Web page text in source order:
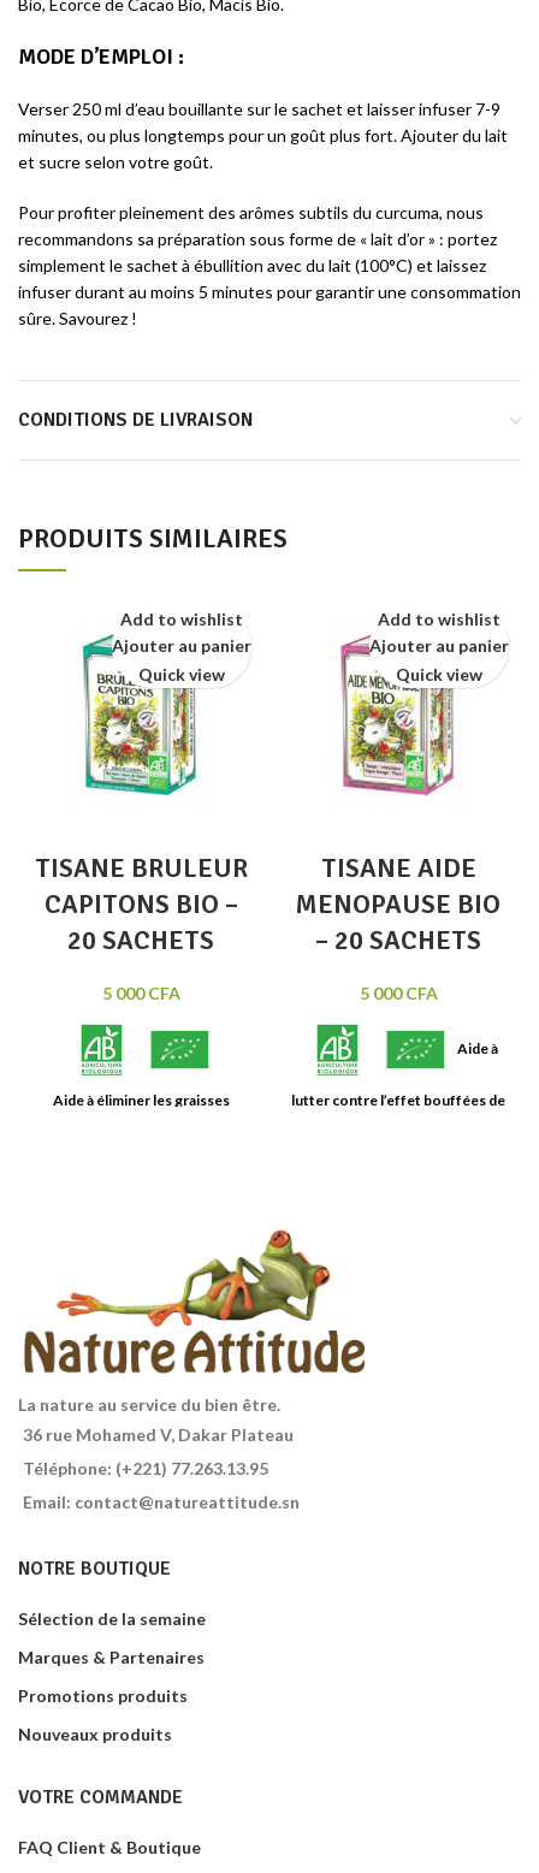
Bio, Écorce de Cacao Bio, Macis Bio.
MODE D’EMPLOI :
Verser 250 ml d’eau bouillante sur le sachet et laisser infuser 7-9
minutes, ou plus longtemps pour un goût plus fort. Ajouter du lait
et sucre selon votre goût.
Pour profiter pleinement des arômes subtils du curcuma, nous
recommandons sa préparation sous forme de « lait d’or » : portez
simplement le sachet à ébullition avec du lait (100°C) et laissez
infuser durant au moins 5 minutes pour garantir une consommation
sûre. Savourez !
CONDITIONS DE LIVRAISON
PRODUITS SIMILAIRES
TISANE BRULEUR
CAPITONS BIO –
20 SACHETS
5 000CFA
Aide à éliminer les graisses
Add to wishlist
Ajouter au panier
Quick view
TISANE AIDE
MENOPAUSE BIO
– 20 SACHETS
5 000CFA
Aide à
lutter contre l’effet bouffées de
Add to wishlist
Ajouter au panier
Quick view
La nature au service du bien être.
36 rue Mohamed V, Dakar Plateau
Téléphone: (+221) 77.263.13.95
Email: contact@natureattitude.sn
NOTRE BOUTIQUE
Sélection de la semaine
Marques & Partenaires
Promotions produits
Nouveaux produits
VOTRE COMMANDE
FAQ Client & Boutique